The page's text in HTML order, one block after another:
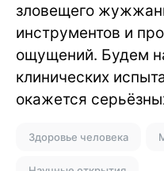
зловещего
инструментов и
ощущений. Будем
клинических
окажется
Здоровье человека